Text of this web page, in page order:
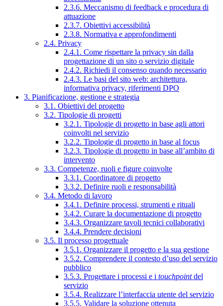
2.3.6. Meccanismo di feedback e procedura di
attuazione
2.3.7. Obiettivi accessibilità
2.3.8. Normativa e approfondimenti
2.4. Privacy
2.4.1. Come rispettare la privacy sin dalla
progettazione di un sito o servizio digitale
2.4.2. Richiedi il consenso quando necessario
2.4.3. Le basi del sito web: architettura,
informativa privacy, riferimenti DPO
3. Pianificazione, gestione e strategia
3.1. Obiettivi del progetto
3.2. Tipologie di progetti
3.2.1. Tipologie di progetto in base agli attori
coinvolti nel servizio
3.2.2. Tipologie di progetto in base al focus
3.2.3. Tipologie di progetto in base all’ambito di
intervento
3.3. Competenze, ruoli e figure coinvolte
3.3.1. Coordinatore di progetto
3.3.2. Definire ruoli e responsabilità
3.4. Metodo di lavoro
3.4.1. Definire processi, strumenti e rituali
3.4.2. Curare la documentazione di progetto
3.4.3. Organizzare tavoli tecnici collaborativi
3.4.4. Prendere decisioni
3.5. Il processo progettuale
3.5.1. Organizzare il progetto e la sua gestione
3.5.2. Comprendere il contesto d’uso del servizio
pubblico
3.5.3. Progettare i processi e i touchpointdel
servizio
3.5.4. Realizzare l’interfaccia utente del servizio
3.5.5. Validare la soluzione ottenuta